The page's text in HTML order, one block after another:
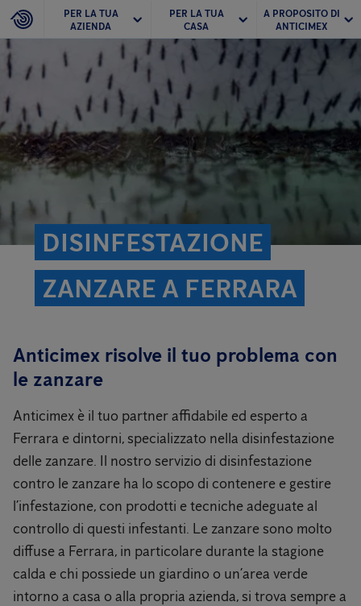
PER LA TUA
AZIENDA
PER LA TUA
CASA
A PROPOSITO DI
ANTICIMEX
DISINFESTAZIONE
ZANZARE A FERRARA
Anticimex risolve il tuo problema con
le zanzare
Anticimex è il tuo partner affidabile ed esperto a
Ferrara e dintorni, specializzato nella disinfestazione
delle zanzare. Il nostro servizio di disinfestazione
contro le zanzare ha lo scopo di contenere e gestire
l’infestazione, con prodotti e tecniche adeguate al
controllo di questi infestanti. Le zanzare sono molto
diffuse a Ferrara, in particolare durante la stagione
calda e chi possiede un giardino o un’area verde
intorno a casa o alla propria azienda, si trova sempre a